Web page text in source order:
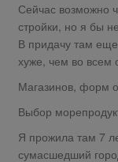
Сейчас возможно
стройки, но я бы
В придачу там
хуже, чем во всем
Магазинов, форм
Выбор
Я прожила там 7
сумасшедший